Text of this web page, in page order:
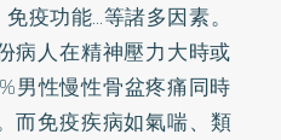
疫功能…等諸多因素。
病人在精神壓力大時或
男性慢性骨盆疼痛同時
而免疫疾病如氣喘、類